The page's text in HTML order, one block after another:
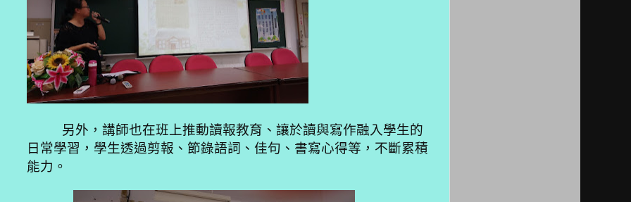
另外，講師也在班上推動讀報教育、讓於讀與寫作融入學生的
日常學習，學生透過剪報、節錄語詞、佳句、書寫心得等，不斷累積
能力。